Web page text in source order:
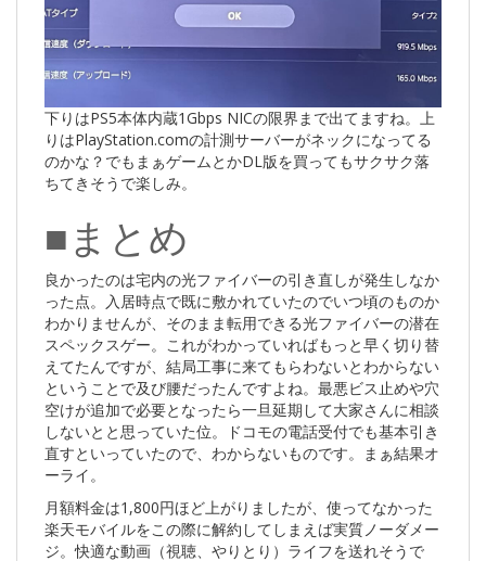
下りはPS5本体内蔵1Gbps NICの限界まで出てますね。上
りはPlayStation.comの計測サーバーがネックになってる
のかな？でもまぁゲームとかDL版を買ってもサクサク落
ちてきそうで楽しみ。
■まとめ
良かったのは宅内の光ファイバーの引き直しが発生しなか
った点。入居時点で既に敷かれていたのでいつ頃のものか
わかりませんが、そのまま転用できる光ファイバーの潜在
スペックスゲー。これがわかっていればもっと早く切り替
えてたんですが、結局工事に来てもらわないとわからない
ということで及び腰だったんですよね。最悪ビス止めや穴
空けが追加で必要となったら一旦延期して大家さんに相談
しないとと思っていた位。ドコモの電話受付でも基本引き
直すといっていたので、わからないものです。まぁ結果オ
ーライ。
月額料金は1,800円ほど上がりましたが、使ってなかった
楽天モバイルをこの際に解約してしまえば実質ノーダメー
ジ。快適な動画（視聴、やりとり）ライフを送れそうで